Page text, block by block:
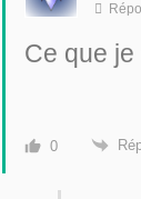
Ce que je
0